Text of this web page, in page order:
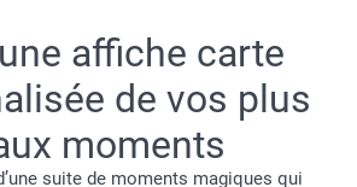
affiche carte
de vos plus
moments
suite de moments magiques qui